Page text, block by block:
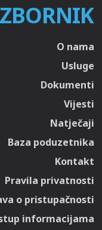
O nama
Usluge
Dokumenti
Vijesti
Natječaji
Baza poduzetnika
Kontakt
Pravila privatnosti
o pristupačnosti
informacijama